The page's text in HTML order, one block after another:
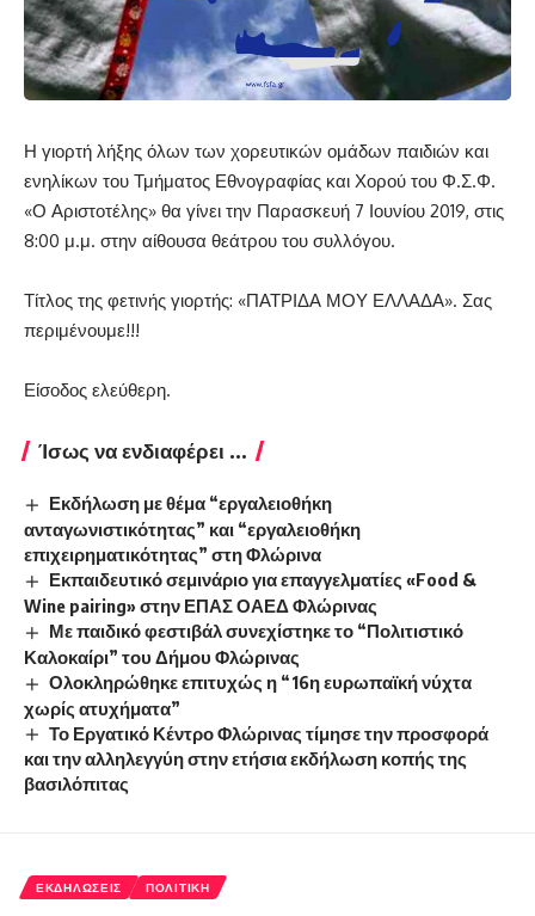
Η γιορτή λήξης όλων των χορευτικών ομάδων παιδιών και
ενηλίκων του Τμήματος Εθνογραφίας και Χορού του Φ.Σ.Φ.
«Ο Αριστοτέλης» θα γίνει την Παρασκευή 7 Ιουνίου 2019, στις
8:00 μ.μ. στην αίθουσα θεάτρου του συλλόγου.
Τίτλος της φετινής γιορτής: «ΠΑΤΡΙΔΑ ΜΟΥ ΕΛΛΑΔΑ». Σας
περιμένουμε!!!
Είσοδος ελεύθερη.
Ίσως να ενδιαφέρει ...
Εκδήλωση με θέμα “εργαλειοθήκη
ανταγωνιστικότητας” και “εργαλειοθήκη
επιχειρηματικότητας” στη Φλώρινα
Εκπαιδευτικό σεμινάριο για επαγγελματίες «Food &
Wine pairing» στην ΕΠΑΣ ΟΑΕΔ Φλώρινας
Με παιδικό φεστιβάλ συνεχίστηκε το “Πολιτιστικό
Καλοκαίρι” του Δήμου Φλώρινας
Ολοκληρώθηκε επιτυχώς η “16η ευρωπαϊκή νύχτα
χωρίς ατυχήματα”
Το Εργατικό Κέντρο Φλώρινας τίμησε την προσφορά
και την αλληλεγγύη στην ετήσια εκδήλωση κοπής της
βασιλόπιτας
ΕΚΔΗΛΏΣΕΙΣ ΠΟΛΙΤΙΚΉ